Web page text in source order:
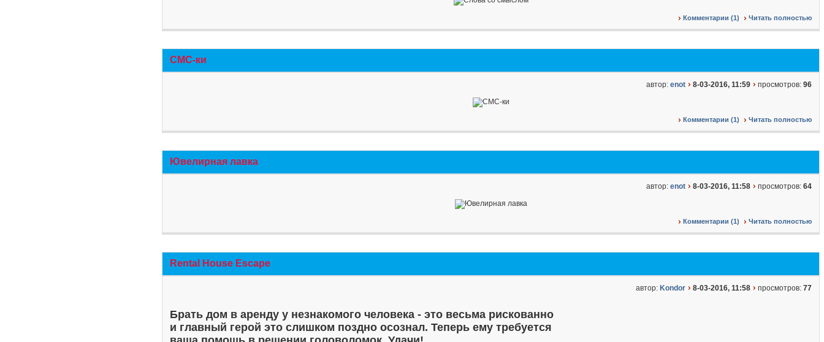
Комментарии (1) Читать полностью
СМС-ки
автор: enot 8-03-2016, 11:59 просмотров: 96
Комментарии (1) Читать полностью
Ювелирная лавка
автор: enot 8-03-2016, 11:58 просмотров: 64
Комментарии (1) Читать полностью
Rental House Escape
автор: Kondor 8-03-2016, 11:58 просмотров: 77
Брать дом в аренду у незнакомого человека - это весьма рискованно
и главный герой это слишком поздно осознал. Теперь ему требуется